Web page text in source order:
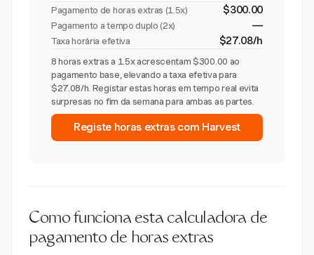
Pagamento de horas extras (1.5x) $300.00
Pagamento a tempo duplo (2x) —
Taxa horária efetiva $27.08/h
8 horas extras a 1.5x acrescentam $300.00 ao
pagamento base, elevando a taxa efetiva para
$27.08/h. Registar estas horas em tempo real evita
surpresas no fim da semana para ambas as partes.
Registe horas extras com Harvest
Como funciona esta calculadora de
pagamento de horas extras